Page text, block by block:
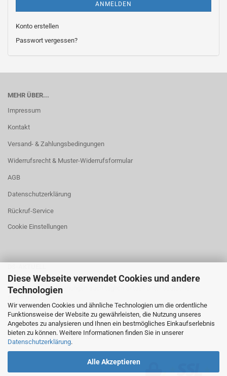
Diese Webseite verwendet Cookies und andere
Technologien
Wir verwenden Cookies und ähnliche Technologien um die ordentliche
Funktionsweise der Website zu gewährleisten, die Nutzung unseres
Angebotes zu analysieren und Ihnen ein bestmögliches Einkaufserlebnis
bieten zu können. Weitere Informationen finden Sie in unserer
Datenschutzerklärung.
Alle Akzeptieren
ANMELDEN
Konto erstellen
Passwort vergessen?
MEHR ÜBER...
Impressum
Kontakt
Versand- & Zahlungsbedingungen
Widerrufsrecht & Muster-Widerrufsformular
AGB
Datenschutzerklärung
Rückruf-Service
Cookie Einstellungen
Neuigkeiten und Meinungen auch täglich aktuell unter